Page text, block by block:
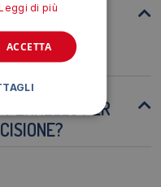
PER
di più
ACCETTA